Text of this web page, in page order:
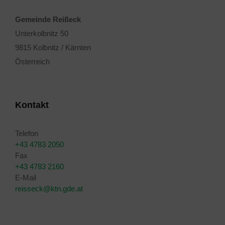
Gemeinde Reißeck
Unterkolbnitz 50
9815 Kolbnitz / Kärnten
Österreich
Kontakt
Telefon
+43 4783 2050
Fax
+43 4783 2160
E-Mail
reisseck@ktn.gde.at